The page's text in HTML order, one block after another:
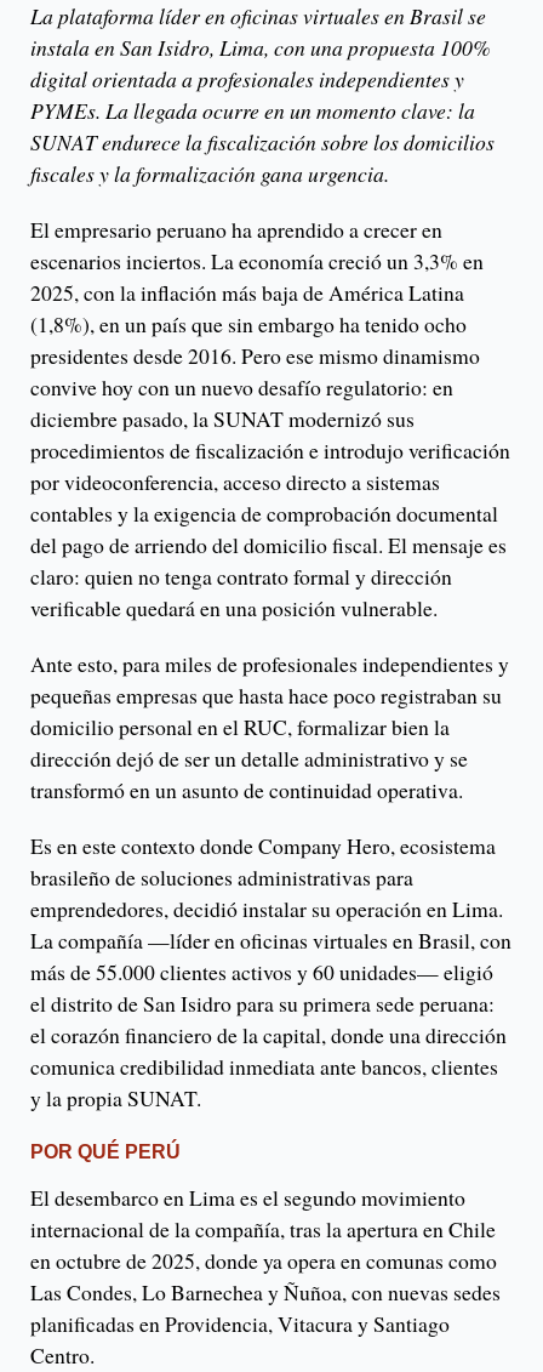
La plataforma líder en oficinas virtuales en Brasil se
instala en San Isidro, Lima, con una propuesta 100%
digital orientada a profesionales independientes y
PYMEs. La llegada ocurre en un momento clave: la
SUNAT endurece la fiscalización sobre los domicilios
fiscales y la formalización gana urgencia.
El empresario peruano ha aprendido a crecer en
escenarios inciertos. La economía creció un 3,3% en
2025, con la inflación más baja de América Latina
(1,8%), en un país que sin embargo ha tenido ocho
presidentes desde 2016. Pero ese mismo dinamismo
convive hoy con un nuevo desafío regulatorio: en
diciembre pasado, la SUNAT modernizó sus
procedimientos de fiscalización e introdujo verificación
por videoconferencia, acceso directo a sistemas
contables y la exigencia de comprobación documental
del pago de arriendo del domicilio fiscal. El mensaje es
claro: quien no tenga contrato formal y dirección
verificable quedará en una posición vulnerable.
Ante esto, para miles de profesionales independientes y
pequeñas empresas que hasta hace poco registraban su
domicilio personal en el RUC, formalizar bien la
dirección dejó de ser un detalle administrativo y se
transformó en un asunto de continuidad operativa.
Es en este contexto donde Company Hero, ecosistema
brasileño de soluciones administrativas para
emprendedores, decidió instalar su operación en Lima.
La compañía —líder en oficinas virtuales en Brasil, con
más de 55.000 clientes activos y 60 unidades— eligió
el distrito de San Isidro para su primera sede peruana:
el corazón financiero de la capital, donde una dirección
comunica credibilidad inmediata ante bancos, clientes
y la propia SUNAT.
POR QUÉ PERÚ
El desembarco en Lima es el segundo movimiento
internacional de la compañía, tras la apertura en Chile
en octubre de 2025, donde ya opera en comunas como
Las Condes, Lo Barnechea y Ñuñoa, con nuevas sedes
planificadas en Providencia, Vitacura y Santiago
Centro.